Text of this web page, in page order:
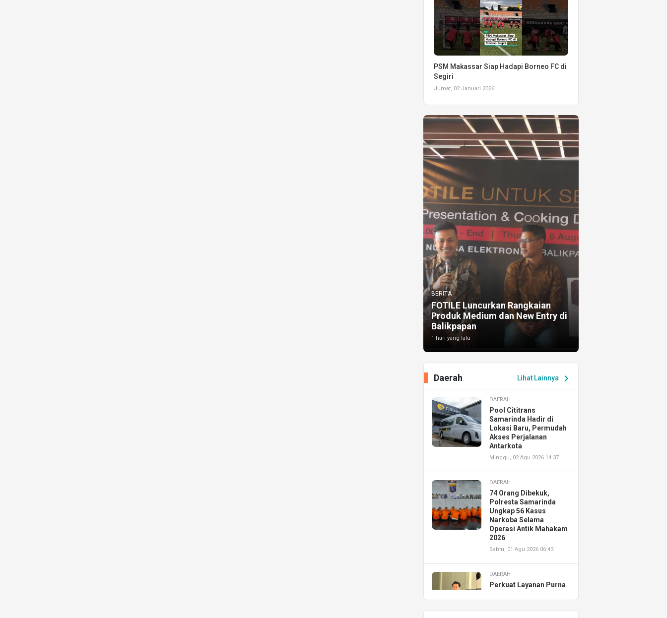
PSM Makassar Siap Hadapi Borneo FC di
Segiri
Jumat, 02 Januari 2026
BERITA
FOTILE Luncurkan Rangkaian
Produk Medium dan New Entry di
Balikpapan
1 hari yang lalu
Lihat Lainnya chevron_right
Daerah
DAERAH
Pool Cititrans
Samarinda Hadir di
Lokasi Baru, Permudah
Akses Perjalanan
Antarkota
Minggu, 02 Agu 2026 14:37
DAERAH
74 Orang Dibekuk,
Polresta Samarinda
Ungkap 56 Kasus
Narkoba Selama
Operasi Antik Mahakam
2026
Sabtu, 01 Agu 2026 06:43
DAERAH
Perkuat Layanan Purna
Resmikan AHASS